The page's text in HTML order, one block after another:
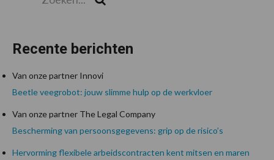
Recente berichten
Van onze partner Innovi
Beetle veegrobot: jouw slimme hulp op de werkvloer
Van onze partner The Legal Company
Bescherming van persoonsgegevens: grip op de risico’s
Hervorming flexibele arbeidscontracten kent mitsen en maren